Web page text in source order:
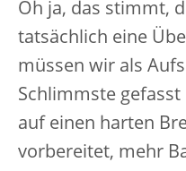
Oh ja, das stimmt,
tatsächlich eine
müssen wir als
Schlimmste gefasst
auf einen harten
vorbereitet, mehr